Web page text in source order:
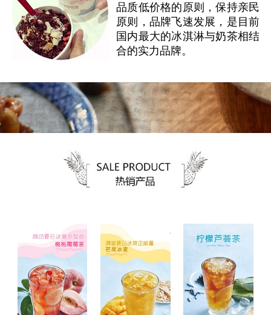
品质低价格的原则，保持亲民
原则，品牌飞速发展，是目前
国内最大的冰淇淋与奶茶相结
合的实力品牌。